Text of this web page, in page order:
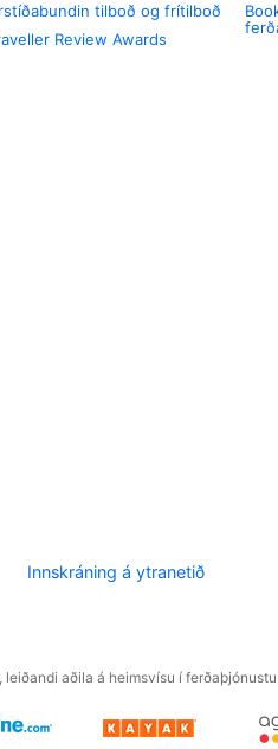
tilboð og frítilboð
Review Awards
Innskráning á ytranetið
aðila á heimsvísu í